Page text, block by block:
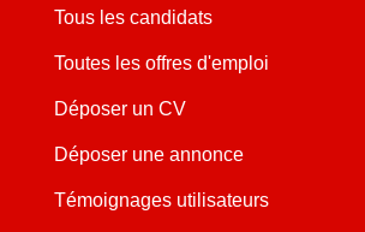
Tous les candidats
Toutes les offres d'emploi
Déposer un CV
Déposer une annonce
Témoignages utilisateurs